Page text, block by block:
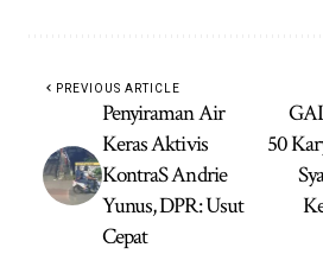
PREVIOUS ARTICLE
Penyiraman Air
Keras Aktivis
KontraS Andrie
Yunus, DPR: Usut
Cepat
50